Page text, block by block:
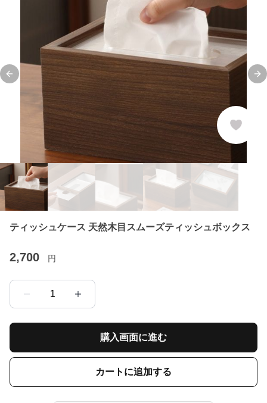
Previous slide
ティッシュケース 天然木目スムーズティッシュボックス
2,700 円
1
購入画面に進む
カートに追加する